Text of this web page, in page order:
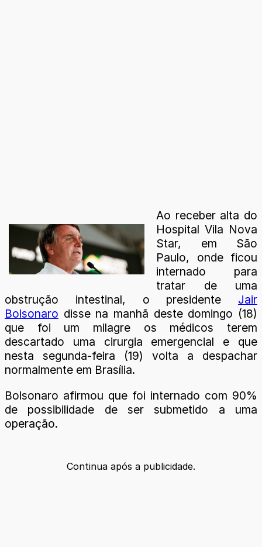
Ao receber alta do
Hospital Vila Nova
Star, em São
Paulo, onde ficou
internado para
tratar de uma
obstrução intestinal, o presidente Jair
Bolsonaro disse na manhã deste domingo (18)
que foi um milagre os médicos terem
descartado uma cirurgia emergencial e que
nesta segunda-feira (19) volta a despachar
normalmente em Brasília.
Bolsonaro afirmou que foi internado com 90%
de possibilidade de ser submetido a uma
operação.
Continua após a publicidade.